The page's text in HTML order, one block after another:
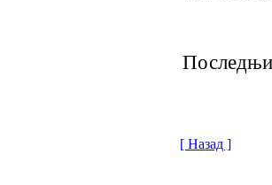
Последњи
[ Назад ]